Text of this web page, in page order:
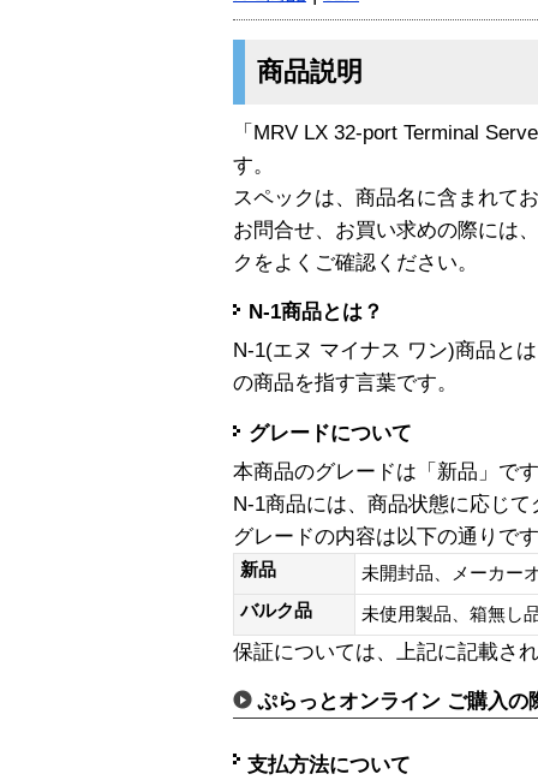
商品説明
「MRV LX 32-port Terminal
す。
スペックは、商品名に含まれて
お問合せ、お買い求めの際には
クをよくご確認ください。
N-1商品とは？
N-1(エヌ マイナス ワン)商品と
の商品を指す言葉です。
グレードについて
本商品のグレードは「新品」です
N-1商品には、商品状態に応じ
グレードの内容は以下の通りで
新品
未開封品、メーカー
バルク品
未使用製品、箱無
保証については、上記に記載さ
ぷらっとオンライン ご購入の
支払方法について